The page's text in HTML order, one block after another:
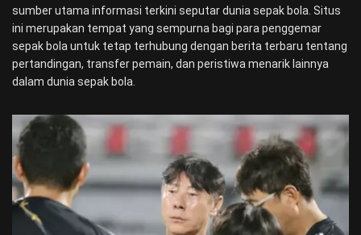
sumber utama informasi terkini seputar dunia sepak bola. Situs
ini merupakan tempat yang sempurna bagi para penggemar
sepak bola untuk tetap terhubung dengan berita terbaru tentang
pertandingan, transfer pemain, dan peristiwa menarik lainnya
dalam dunia sepak bola.